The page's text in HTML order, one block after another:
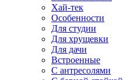
Хай-тек
Особенности
Для студии
Для хрущевки
Для дачи
Встроенные
С антресолями